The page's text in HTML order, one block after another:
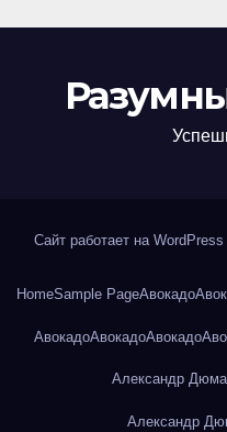
Сайт работает на WordPress
HomeSample PageАвокадо
АвокадоАвокадоАвокадо
Александр
Александр